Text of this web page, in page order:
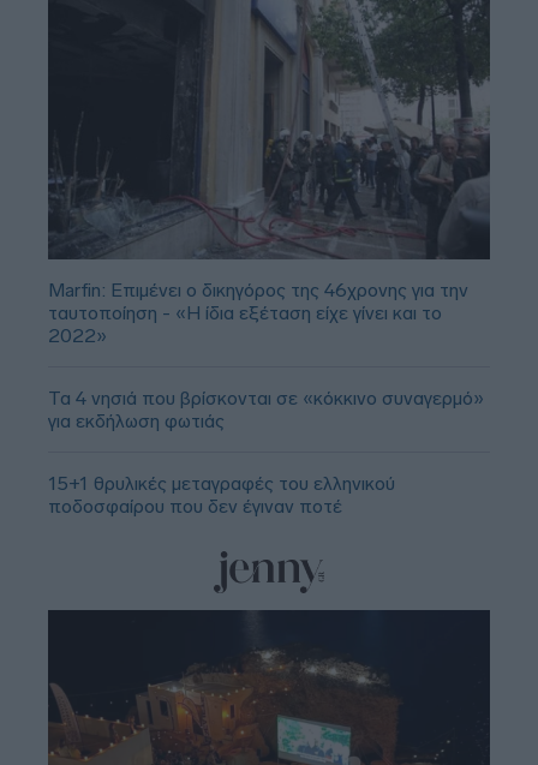
Marfin: Επιμένει ο δικηγόρος της 46χρονης για την
ταυτοποίηση - «Η ίδια εξέταση είχε γίνει και το
2022»
Τα 4 νησιά που βρίσκονται σε «κόκκινο συναγερμό»
για εκδήλωση φωτιάς
15+1 θρυλικές μεταγραφές του ελληνικού
ποδοσφαίρου που δεν έγιναν ποτέ